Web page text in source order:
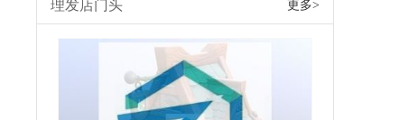
理发店门头 更多>